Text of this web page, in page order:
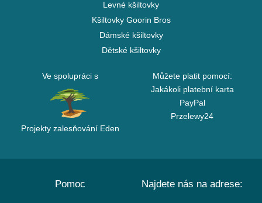
Levné kšiltovky
Kšiltovky Goorin Bros
Dámské kšiltovky
Dětské kšiltovky
Ve spolupráci s
Projekty zalesňování Eden
Můžete platit pomocí:
Jakákoli platební karta
PayPal
Przelewy24
Pomoc Najdete nás na adrese: